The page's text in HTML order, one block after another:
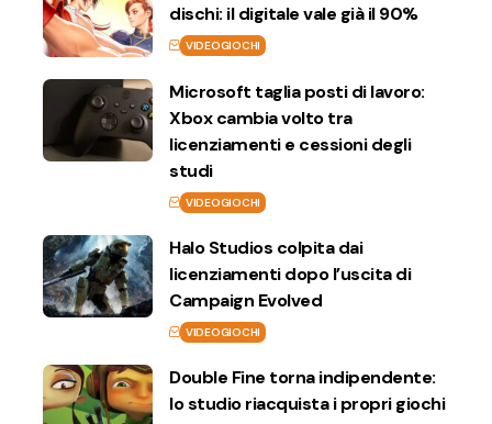
dischi: il digitale vale già il 90%
VIDEOGIOCHI
Microsoft taglia posti di lavoro:
Xbox cambia volto tra
licenziamenti e cessioni degli
studi
VIDEOGIOCHI
Halo Studios colpita dai
licenziamenti dopo l’uscita di
Campaign Evolved
VIDEOGIOCHI
Double Fine torna indipendente:
lo studio riacquista i propri giochi